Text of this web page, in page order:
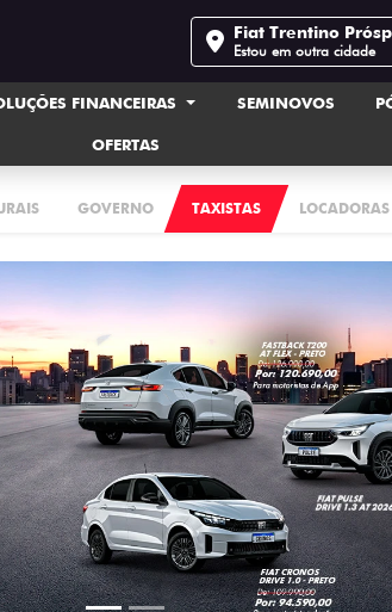
Fiat Trentino
Estou em outra cidade
FINANCEIRAS SEMINOVOS
OFERTAS
GOVERNO TAXISTAS LOCADORAS